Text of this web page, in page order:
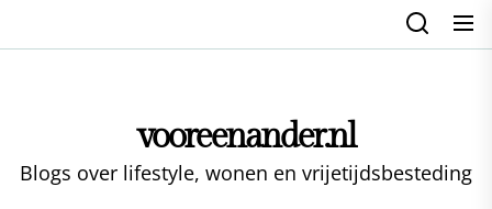
vooreenander.nl
Blogs over lifestyle, wonen en vrijetijdsbesteding